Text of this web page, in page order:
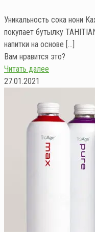
Уникальность сока нони
покупает бутылку
напитки на основе […]
Вам нравится это?
Читать далее
27.01.2021